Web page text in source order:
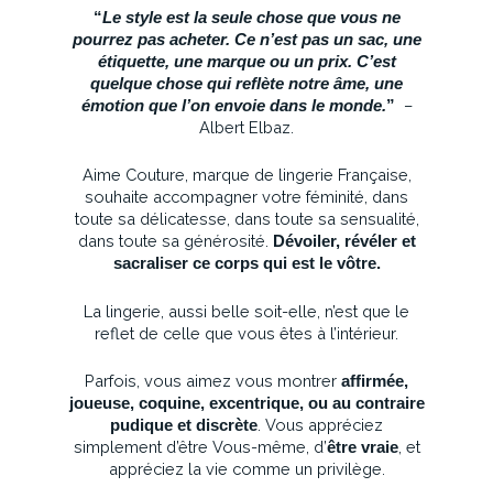
“Le style est la seule chose que vous ne
pourrez pas acheter. Ce n’est pas un sac, une
étiquette, une marque ou un prix. C’est
quelque chose qui reflète notre âme, une
émotion que l’on envoie dans le monde.” –
Albert Elbaz.
Aime Couture, marque de lingerie Française,
souhaite accompagner votre féminité, dans
toute sa délicatesse, dans toute sa sensualité,
dans toute sa générosité.
Dévoiler, révéler et
sacraliser ce corps qui est le vôtre.
La lingerie, aussi belle soit-elle, n’est que le
reflet de celle que vous êtes à l’intérieur.
Parfois, vous aimez vous montrer affirmée,
joueuse, coquine, excentrique, ou au contraire
pudique et discrète . Vous appréciez
simplement d’être Vous-même, d’êtrevraie, et
appréciez la vie comme un privilège.